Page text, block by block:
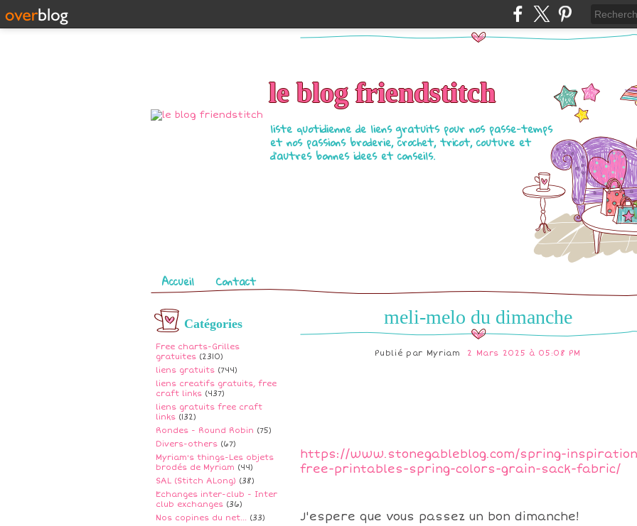
le blog friendstitch
liste quotidienne de liens gratuits pour nos passe-temps
et nos passions broderie, crochet, tricot, couture et
d'autres bonnes idees et conseils.
Pages
Accueil Contact
Catégories
Free charts-Grilles
gratuites (2310)
liens gratuits (744)
liens creatifs gratuits, free
craft links (437)
liens gratuits free craft
links (132)
Rondes - Round Robin (75)
Divers-others (67)
Myriam's things-Les objets
brodés de Myriam (44)
SAL (Stitch ALong) (38)
Echanges inter-club - Inter
club exchanges (36)
Nos copines du net... (33)
meli-melo du dimanche
Publié par Myriam 2 Mars 2025 à 05:08 PM
https://www.stonegableblog.com/spring-
free-printables-spring-colors-grain-sack-fabric/
J'espere que vous passez un bon dimanche!